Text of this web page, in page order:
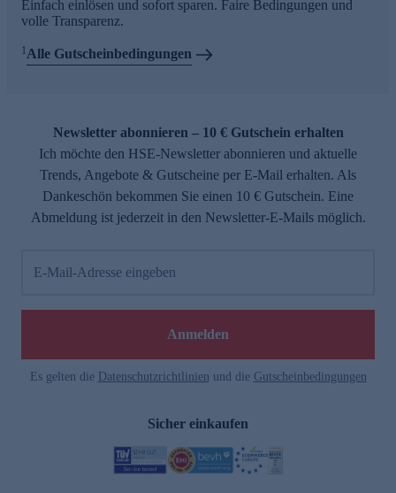
Einfach einlösen und sofort sparen. Faire Bedingungen und
volle Transparenz.
1Alle Gutscheinbedingungen
Newsletter abonnieren – 10 € Gutschein erhalten
Ich möchte den HSE-Newsletter abonnieren und aktuelle
Trends, Angebote & Gutscheine per E-Mail erhalten. Als
Dankeschön bekommen Sie einen 10 € Gutschein. Eine
Abmeldung ist jederzeit in den Newsletter-E-Mails möglich.
E-Mail-Adresse eingeben
Anmelden
Es gelten die Datenschutzrichtlinien und die Gutscheinbedingungen
Sicher einkaufen